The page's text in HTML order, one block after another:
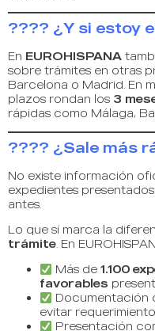
???? ¿Y si estoy
En EUROHISPANA
sobre trámites en otras
Barcelona o Madrid. En
plazos rondan los 3
rápidas como Málaga,
???? ¿Sale más
No existe información
expedientes
antes.
Lo que sí marca la
trámite. En
Más de 1.100
favorables
Documentación
evitar
Presentación